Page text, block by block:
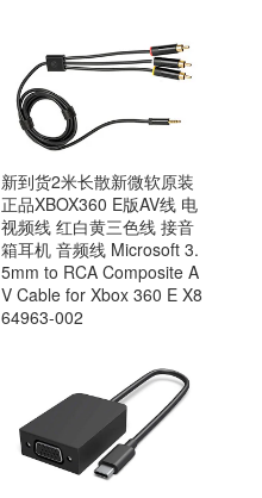
新到货2米长散新微软原装
正品XBOX360 E版AV线 电
视频线 红白黄三色线 接音
箱耳机 音频线 Microsoft 3.
5mm to RCA Composite A
V Cable for Xbox 360 E X8
64963-002